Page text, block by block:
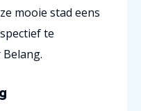
mooie stad eens
te